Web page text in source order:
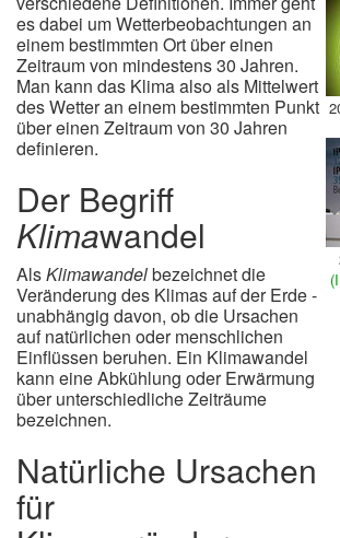
es dabei um Wetterbeobachtungen an
einem bestimmten Ort über einen
Zeitraum von mindestens 30 Jahren.
Man kann das Klima also als Mittelwert
des Wetter an einem bestimmten Punkt
über einen Zeitraum von 30 Jahren
definieren.
Der Begriff
Klimawandel
AlsKlimawandelbezeichnet die
Veränderung des Klimas auf der Erde -
unabhängig davon, ob die Ursachen
auf natürlichen oder menschlichen
Einflüssen beruhen. Ein Klimawandel
kann eine Abkühlung oder Erwärmung
über unterschiedliche Zeiträume
bezeichnen.
Natürliche Ursachen
für